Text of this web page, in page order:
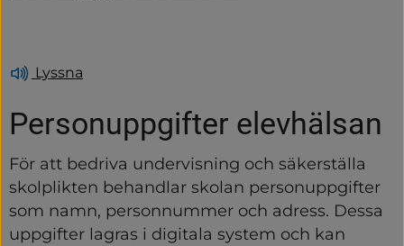
Lyssna
Personuppgifter elevhälsan
För att bedriva undervisning och säkerställa
skolplikten behandlar skolan personuppgifter
som namn, personnummer och adress. Dessa
uppgifter lagras i digitala system och kan